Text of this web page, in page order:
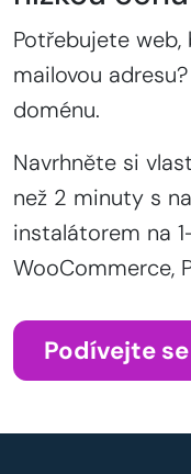
Potřebujete
mailovou
doménu.
Navrhněte si
než 2 minuty s
instalátorem na
WooCommerce,
Podívejte